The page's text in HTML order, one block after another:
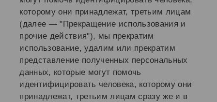
которому они принадлежат, третьим лицам
(далее — "Прекращение использования и
прочие действия"), мы прекратим
использование, удалим или прекратим
представление полученных персональных
данных, которые могут помочь
идентифицировать человека, которому они
принадлежат, третьим лицам сразу же и в